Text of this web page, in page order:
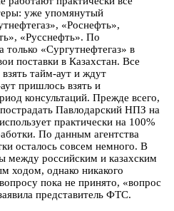
уже упомянутый
«Роснефть»,
«Русснефть». По
«Сургутнефтегаз» в
поставки в Казахстан. Все
тайм-аут и ждут
пришлось взять и
консультаций. Прежде всего,
Павлодарский НПЗ на
практически на 100%
По данным агентства
осталось совсем немного. В
между российским и казахским
ходом, однако никакого
пока не принято, «вопрос
представитель ФТС.